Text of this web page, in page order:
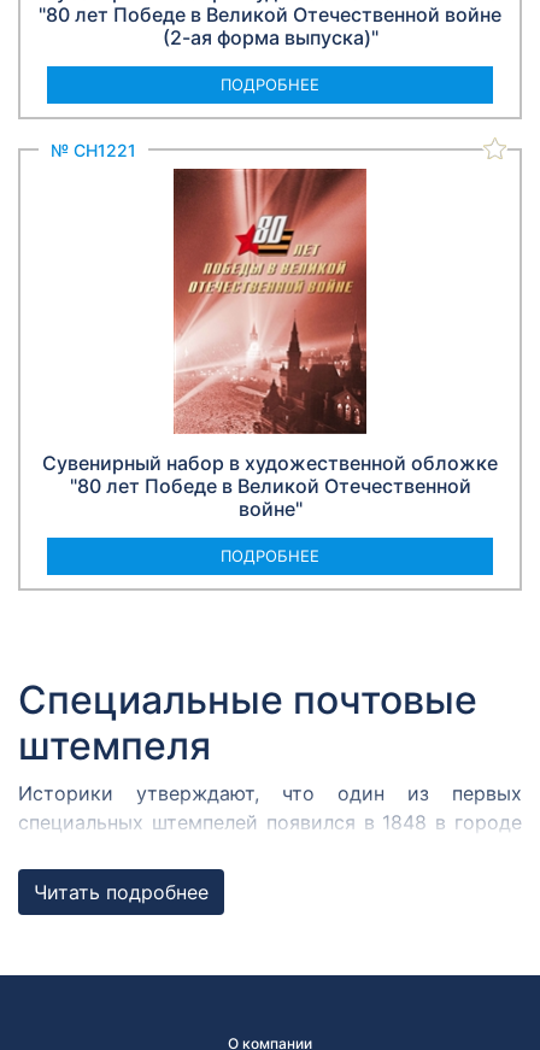
"80 лет Победе в Великой Отечественной войне
(2-ая форма выпуска)"
ПОДРОБНЕЕ
№ СН1221
Сувенирный набор в художественной обложке
"80 лет Победе в Великой Отечественной
войне"
ПОДРОБНЕЕ
Специальные почтовые
штемпеля
Историки утверждают, что один из первых
специальных штемпелей появился в 1848 в городе
собрался Кромержижский парламент.
Парламентарии решили отметить его работу
В России первым специальным штемпелем принято
Читать подробнее
О компании